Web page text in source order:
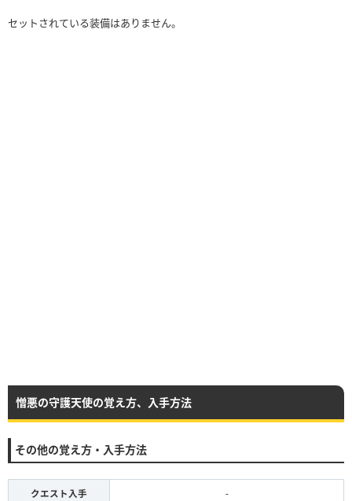
セットされている装備はありません。
憎悪の守護天使の覚え方、入手方法
その他の覚え方・入手方法
クエスト入手 -